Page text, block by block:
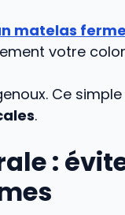
matelas
votre
Ce
.
: